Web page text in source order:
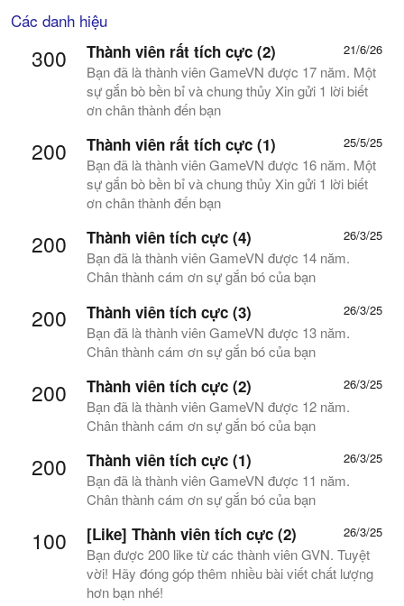
Các danh hiệu
300 21/6/26
Thành viên rất tích cực (2)
Bạn đã là thành viên GameVN được 17 năm. Một
sự gắn bò bền bỉ và chung thủy Xin gửi 1 lời biết
ơn chân thành đến bạn
200 25/5/25
Thành viên rất tích cực (1)
Bạn đã là thành viên GameVN được 16 năm. Một
sự gắn bò bền bỉ và chung thủy Xin gửi 1 lời biết
ơn chân thành đến bạn
200 26/3/25
Thành viên tích cực (4)
Bạn đã là thành viên GameVN được 14 năm.
Chân thành cám ơn sự gắn bó của bạn
200 26/3/25
Thành viên tích cực (3)
Bạn đã là thành viên GameVN được 13 năm.
Chân thành cám ơn sự gắn bó của bạn
200 26/3/25
Thành viên tích cực (2)
Bạn đã là thành viên GameVN được 12 năm.
Chân thành cám ơn sự gắn bó của bạn
200 26/3/25
Thành viên tích cực (1)
Bạn đã là thành viên GameVN được 11 năm.
Chân thành cám ơn sự gắn bó của bạn
100 26/3/25
[Like] Thành viên tích cực (2)
Bạn được 200 like từ các thành viên GVN. Tuyệt
vời! Hãy đóng góp thêm nhiều bài viết chất lượng
hơn bạn nhé!